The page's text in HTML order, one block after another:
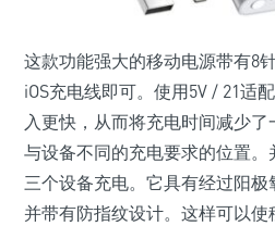
这款功能强大的移动电源带有8
iOS充电线即可。使用5V / 21适
入更快，从而将充电时间减少
与设备不同的充电要求的位置
三个设备充电。它具有经过阳极
并带有防指纹设计。这样可以使